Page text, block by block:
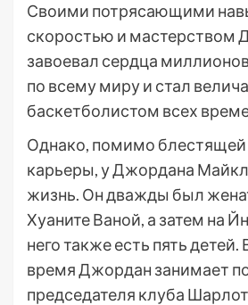
Своими потрясающими
скоростью и мастерством
завоевал сердца
по всему миру и стал
баскетболистом всех
Однако, помимо блестящей
карьеры, у Джордана
жизнь. Он дважды был
Хуаните Ваной, а затем на
него также есть пять
время Джордан занимает
председателя клуба